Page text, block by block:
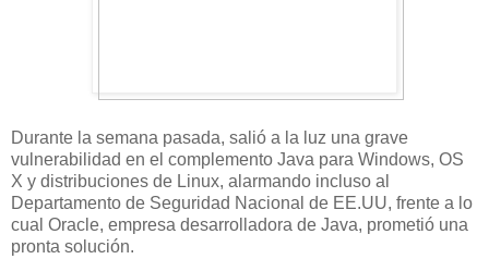
Durante la semana pasada, salió a la luz una grave
vulnerabilidad en el complemento Java para Windows, OS
X y distribuciones de Linux, alarmando incluso al
Departamento de Seguridad Nacional de EE.UU, frente a lo
cual Oracle, empresa desarrolladora de Java, prometió una
pronta solución.